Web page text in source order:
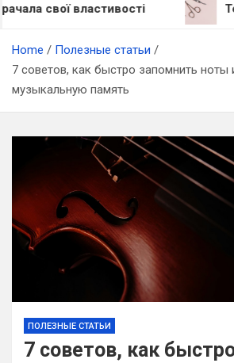
властивості
Home
Полезные статьи
7 советов, как быстро запомнить ноты
музыкальную память
ПОЛЕЗНЫЕ СТАТЬИ
7 советов, как